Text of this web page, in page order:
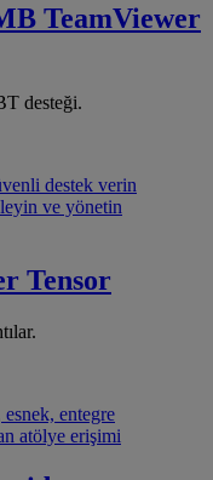
TeamViewer
desteği.
destek verin
ve yönetin
Tensor
entegre
atölye erişimi